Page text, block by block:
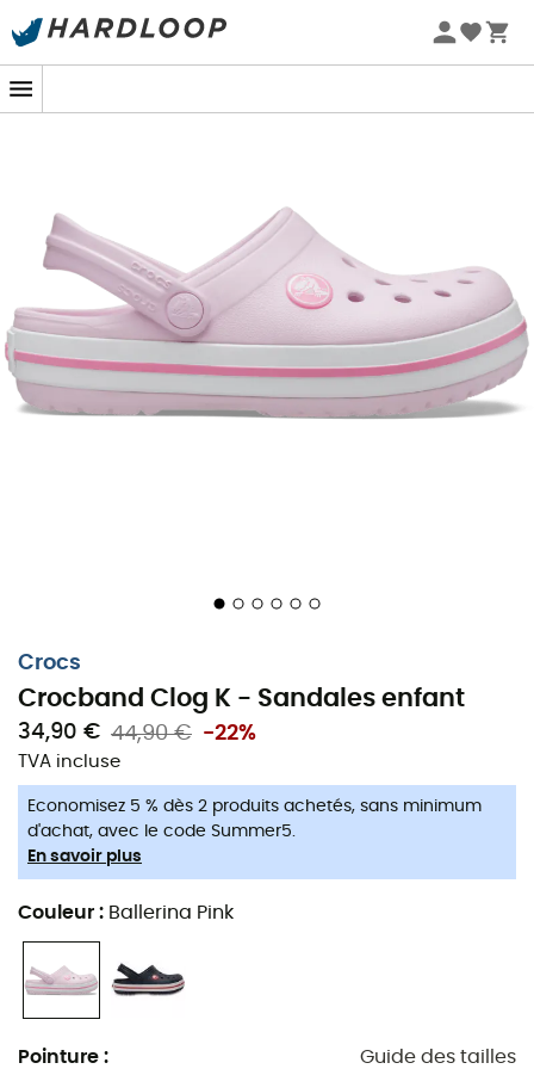
Promos d'été 🔥 -5 % EXTRA dès 2 produits* code Summer5
-5% Extra - Code Summer5
Crocs
Crocband Clog K - Sandales enfant
34,90 € 44,90 € -22%
TVA incluse
Economisez 5 % dès 2 produits achetés, sans minimum
d'achat, avec le code Summer5.
En savoir plus
Couleur : Ballerina Pink
Pointure : Guide des tailles
Des indispensables pour jouer dehors !
Découvrez lessandales Crocband Clog K
emblématique qui combine confort et amorti.
collection Crocband™ qui possède une confection en
résine Croslite™. Confortables, dynamiques et très
faciles à enfiler, ces sandales sont de véritables